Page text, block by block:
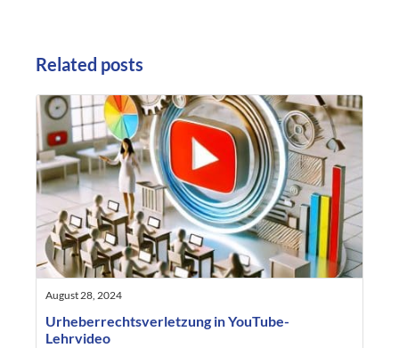
Related posts
August 28, 2024
Urheberrechtsverletzung in YouTube-
Lehrvideo